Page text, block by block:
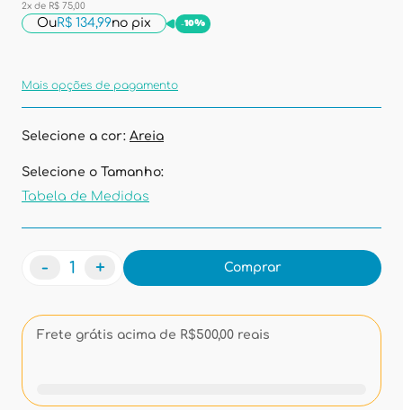
2x de R$ 75,00
OuR$ 134,99no pix -10%
Mais opções de pagamento
Selecione a cor: Areia
Selecione o Tamanho:
Tabela de Medidas
- + Comprar
Frete grátis acima de R$500,00 reais